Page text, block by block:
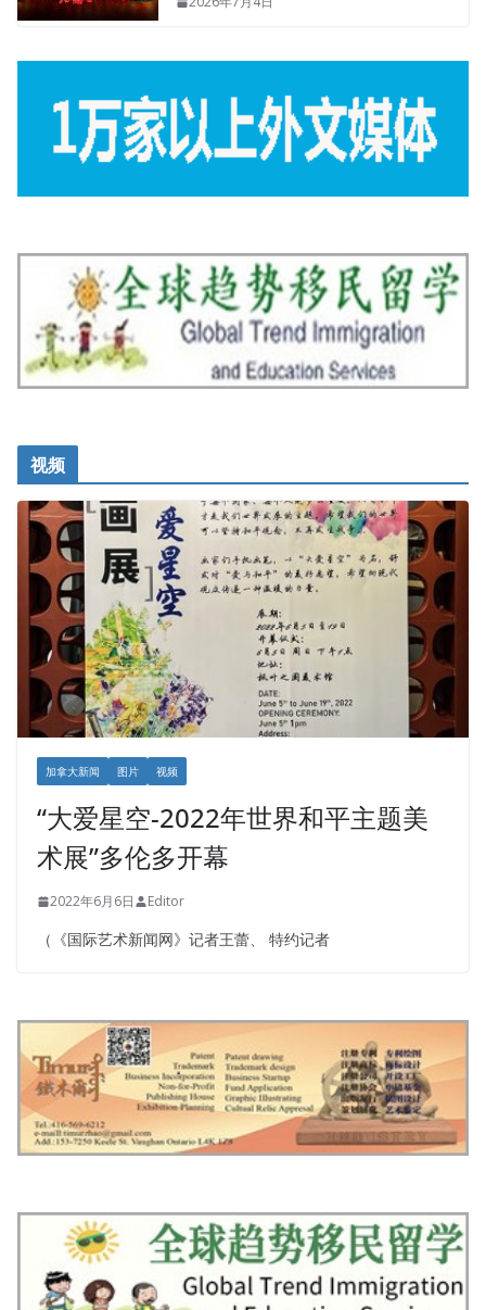
视频
加拿大新闻 图片 视频
“大爱星空-2022年世界和平主题美
术展”多伦多开幕
2022年6月6日 Editor
（《国际艺术新闻网》记者王蕾、 特约记者